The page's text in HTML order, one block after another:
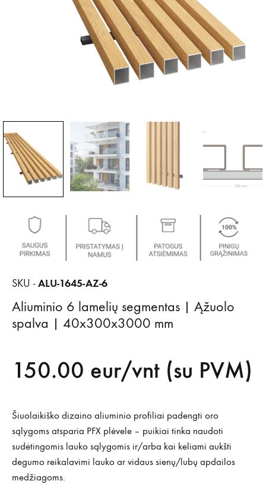
SKU -ALU-1645-AZ-6
Aliuminio 6 lamelių segmentas | Ąžuolo
spalva | 40x300x3000 mm
150.00 eur/vnt (su PVM)
Šiuolaikiško dizaino aliuminio profiliai padengti oro
sąlygoms atsparia PFX plėvele – puikiai tinka naudoti
sudėtingomis lauko sąlygomis ir/arba kai keliami aukšti
degumo reikalavimi lauko ar vidaus sienų/lubų apdailos
medžiagoms.